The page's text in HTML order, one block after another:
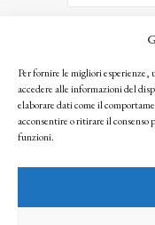
Per fornire le migliori esperienze,
accedere alle informazioni del
elaborare dati come il
acconsentire o ritirare il
funzioni.
Facendo clic per iscriverti,
seguendo la nostra Privacy Policy
© 2025 Istituto Matteucci. All
l’autorizzazione scritta dei